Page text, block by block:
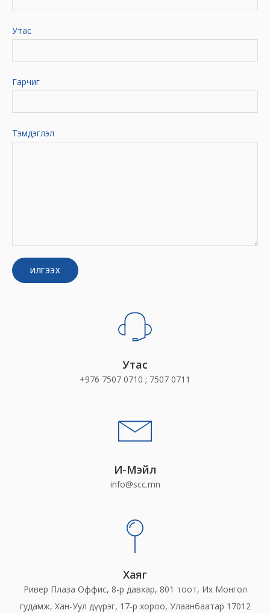
Утас
Гарчиг
Тэмдэглэл
Утас
+976 7507 0710 ; 7507 0711
И-Мэйл
info@scc.mn
Хаяг
Ривер Плаза Оффис, 8-р давхар, 801 тоот, Их Монгол
гудамж, Хан-Уул дүүрэг, 17-р хороо, Улаанбаатар 17012